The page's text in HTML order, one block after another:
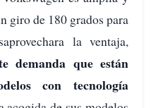
giro de 180 grados para
la ventaja,
demanda que están
con tecnología